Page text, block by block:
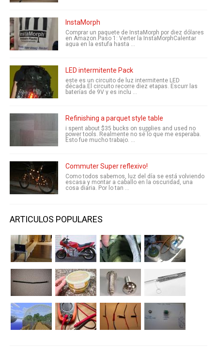
InstaMorph
Comprar un paquete de InstaMorph por diez dólares
en Amazon.Paso 1: Verter la InstaMorphCalentar
agua en la estufa hasta ...
LED intermitente Pack
este es un circuito de luz intermitente LED
década.El circuito recorre diez etapas. Escurr las
baterías de 9V y es inclu ...
Refinishing a parquet style table
i spent about $35 bucks on supplies and used no
power tools. Realmente no sé lo que me esperaba.
Esto fue mucho trabajo. ...
Commuter Super reflexivo!
Como todos sabemos, luz del día se está volviendo
escasa y montar a caballo en la oscuridad, una
cosa diaria. Por lo tan ...
ARTICULOS POPULARES